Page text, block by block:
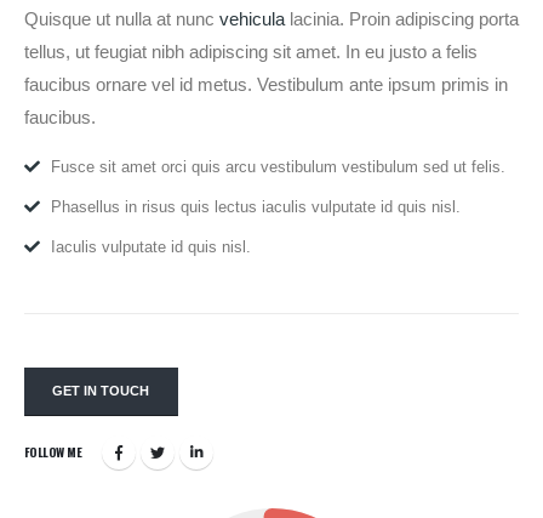
Quisque ut nulla at nunc vehicula lacinia. Proin adipiscing porta
tellus, ut feugiat nibh adipiscing sit amet. In eu justo a felis
faucibus ornare vel id metus. Vestibulum ante ipsum primis in
faucibus.
Fusce sit amet orci quis arcu vestibulum vestibulum sed ut felis.
Phasellus in risus quis lectus iaculis vulputate id quis nisl.
Iaculis vulputate id quis nisl.
GET IN TOUCH
FOLLOW ME